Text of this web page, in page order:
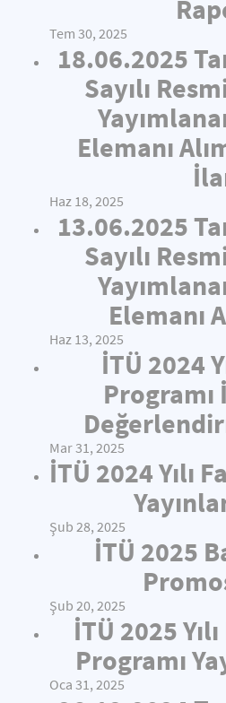
Tem 30, 2025
18.06.2025
Sayılı
Elemanı
Haz 18, 2025
13.06.2025
Sayılı
Elemanı
Haz 13, 2025
İTÜ 2024
Programı
Mar 31, 2025
İTÜ 2024 Yılı
Şub 28, 2025
İTÜ 2025
Şub 20, 2025
İTÜ 2025
Programı
Oca 31, 2025